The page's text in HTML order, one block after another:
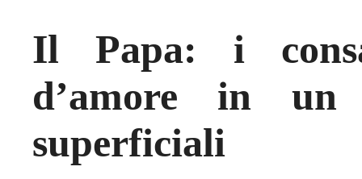
Il Papa: i
d’amore in
superficiali